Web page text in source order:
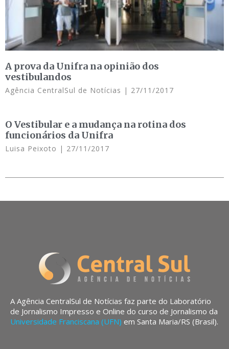
A prova da Unifra na opinião dos
vestibulandos
Agência CentralSul de Notícias 27/11/2017
O Vestibular e a mudança na rotina dos
funcionários da Unifra
Luisa Peixoto 27/11/2017
A Agência CentralSul de Notícias faz parte do Laboratório
de Jornalismo Impresso e Online do curso de Jornalismo da
Universidade Franciscana (UFN) em Santa Maria/RS (Brasil).